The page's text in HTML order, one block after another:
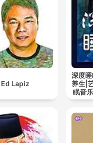
Ed Lapiz
深度
养生|
眠音